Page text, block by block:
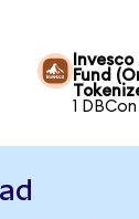
Fund
1